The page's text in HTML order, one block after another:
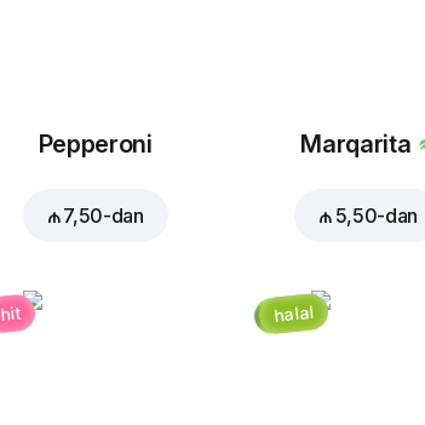
Pepperoni
₼ 7,50-dan
Marqarita
₼ 5,50-dan
hit halal